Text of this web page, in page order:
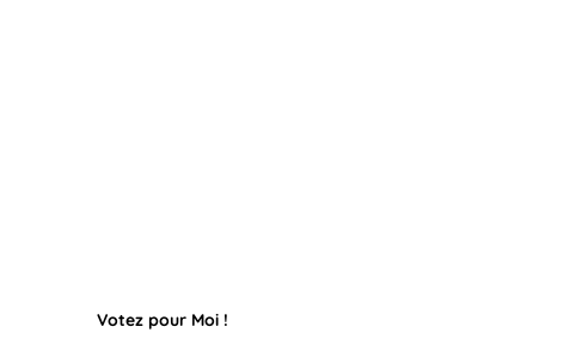
Votez pour Moi !